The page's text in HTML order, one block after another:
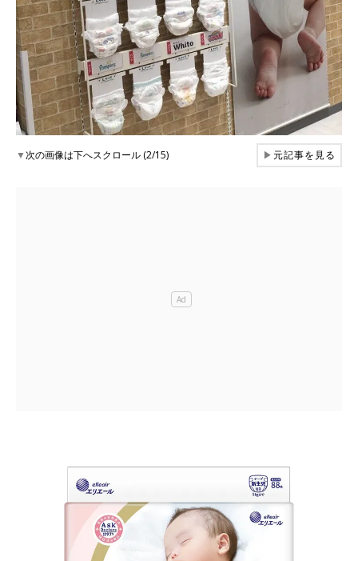
▼次の画像は下へスクロール (2/15) ▶元記事を見る